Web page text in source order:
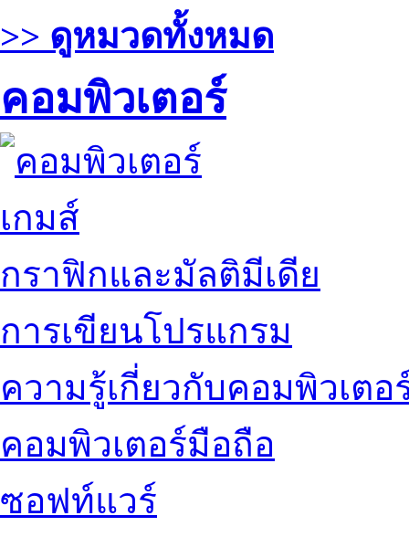
>> ดูหมวดทั้งหมด
คอมพิวเตอร์
เกมส์
กราฟิกและมัลติมีเดีย
การเขียนโปรแกรม
ความรู้เกี่ยวกับคอมพิวเตอ
คอมพิวเตอร์มือถือ
ซอฟท์แวร์